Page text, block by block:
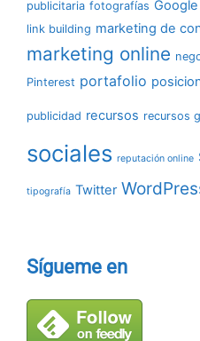
publicitaria fotografías Google
link building marketing de
marketing online
Pinterest portafolio
publicidad recursos recursos
sociales reputación online
tipografía Twitter
Sígueme en